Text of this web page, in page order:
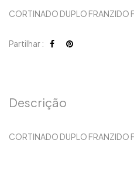
CORTINADO DUPLO FRANZIDO
Partilhar :
Descrição
CORTINADO DUPLO FRANZIDO